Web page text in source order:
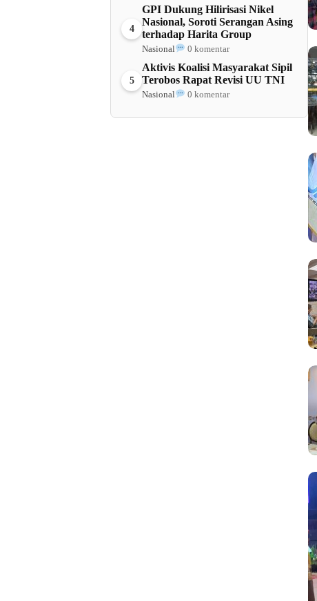
4
GPI Dukung Hilirisasi Nikel
Nasional, Soroti Serangan Asing
terhadap Harita Group
Nasional 0 komentar
5
Aktivis Koalisi Masyarakat Sipil
Terobos Rapat Revisi UU TNI
Nasional 0 komentar